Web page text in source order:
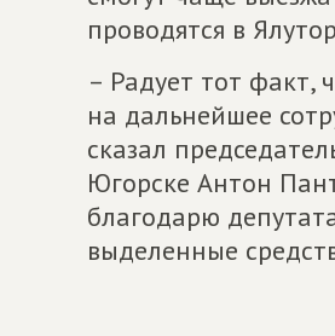
проводятся в
– Радует тот факт,
на дальнейшее
сказал
Югорске Антон
благодарю
выделенные